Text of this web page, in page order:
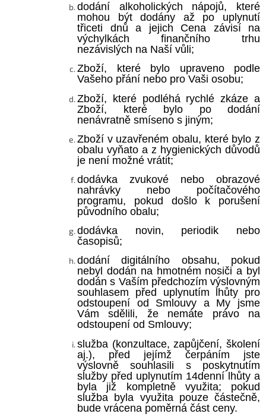
dodání alkoholických nápojů, které
mohou být dodány až po uplynutí
třiceti dnů a jejich Cena závisí na
výchylkách finančního trhu
nezávislých na Naší vůli;
Zboží, které bylo upraveno podle
Vašeho přání nebo pro Vaši osobu;
Zboží, které podléhá rychlé zkáze a
Zboží, které bylo po dodání
nenávratně smíseno s jiným;
Zboží v uzavřeném obalu, které bylo z
obalu vyňato a z hygienických důvodů
je není možné vrátit;
dodávka zvukové nebo obrazové
nahrávky nebo počítačového
programu, pokud došlo k porušení
původního obalu;
dodávka novin, periodik nebo
časopisů;
dodání digitálního obsahu, pokud
nebyl dodán na hmotném nosiči a byl
dodán s Vaším předchozím výslovným
souhlasem před uplynutím lhůty pro
odstoupení od Smlouvy a My jsme
Vám sdělili, že nemáte právo na
odstoupení od Smlouvy;
služba (konzultace, zapůjčení, školení
aj.), před jejímž čerpáním jste
výslovně souhlasili s poskytnutím
služby před uplynutím 14denní lhůty a
byla již kompletně využita; pokud
služba byla využita pouze částečně,
bude vrácena poměrná část ceny.